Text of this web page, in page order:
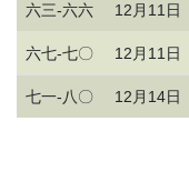
六三-六六 12月11日
六七-七〇 12月11日
七一-八〇 12月14日